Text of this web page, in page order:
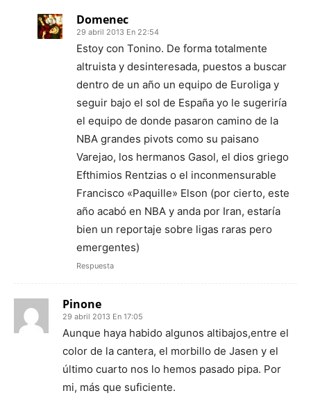
Domenec
29 abril 2013 En 22:54
Estoy con Tonino. De forma totalmente
altruista y desinteresada, puestos a buscar
dentro de un año un equipo de Euroliga y
seguir bajo el sol de España yo le sugeriría
el equipo de donde pasaron camino de la
NBA grandes pivots como su paisano
Varejao, los hermanos Gasol, el dios griego
Efthimios Rentzias o el inconmensurable
Francisco «Paquille» Elson (por cierto, este
año acabó en NBA y anda por Iran, estaría
bien un reportaje sobre ligas raras pero
emergentes)
Respuesta
Pinone
29 abril 2013 En 17:05
Aunque haya habido algunos altibajos,entre el
color de la cantera, el morbillo de Jasen y el
último cuarto nos lo hemos pasado pipa. Por
mi, más que suficiente.